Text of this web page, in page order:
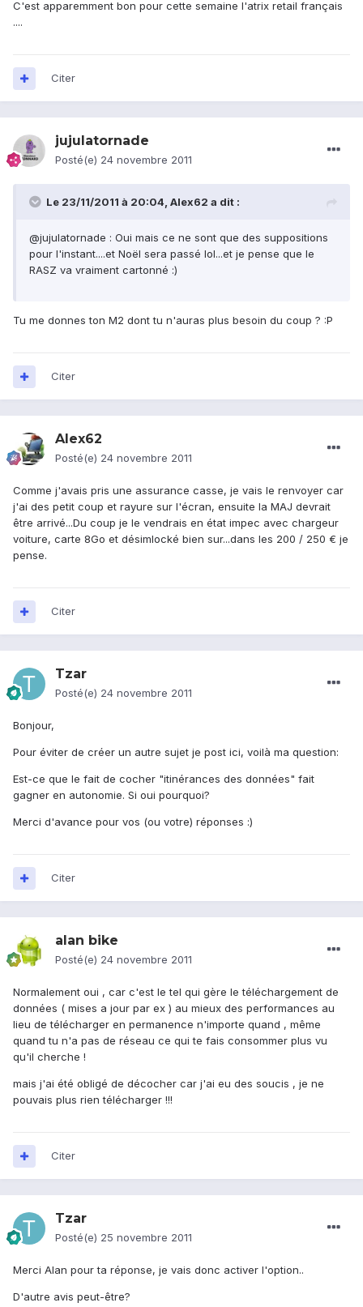
C'est apparemment bon pour cette semaine l'atrix retail français
....
Citer
jujulatornade
Posté(e) 24 novembre 2011
Le 23/11/2011 à 20:04, Alex62 a dit :
@jujulatornade : Oui mais ce ne sont que des suppositions
pour l'instant....et Noël sera passé lol...et je pense que le
RASZ va vraiment cartonné :)
Tu me donnes ton M2 dont tu n'auras plus besoin du coup ? :P
Citer
Alex62
Posté(e) 24 novembre 2011
Comme j'avais pris une assurance casse, je vais le renvoyer car
j'ai des petit coup et rayure sur l'écran, ensuite la MAJ devrait
être arrivé...Du coup je le vendrais en état impec avec chargeur
voiture, carte 8Go et désimlocké bien sur...dans les 200 / 250 € je
pense.
Citer
Tzar
Posté(e) 24 novembre 2011
Bonjour,
Pour éviter de créer un autre sujet je post ici, voilà ma question:
Est-ce que le fait de cocher "itinérances des données" fait
gagner en autonomie. Si oui pourquoi?
Merci d'avance pour vos (ou votre) réponses :)
Citer
alan bike
Posté(e) 24 novembre 2011
Normalement oui , car c'est le tel qui gère le téléchargement de
données ( mises a jour par ex ) au mieux des performances au
lieu de télécharger en permanence n'importe quand , même
quand tu n'a pas de réseau ce qui te fais consommer plus vu
qu'il cherche !
mais j'ai été obligé de décocher car j'ai eu des soucis , je ne
pouvais plus rien télécharger !!!
Citer
Tzar
Posté(e) 25 novembre 2011
Merci Alan pour ta réponse, je vais donc activer l'option..
D'autre avis peut-être?